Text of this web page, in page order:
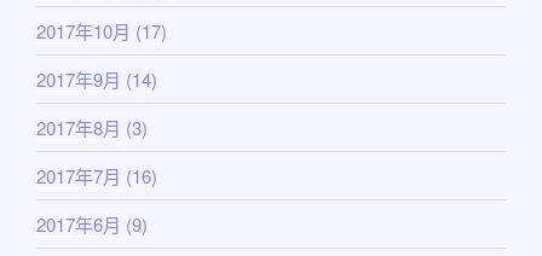
2017年10月 (17)
2017年9月 (14)
2017年8月 (3)
2017年7月 (16)
2017年6月 (9)